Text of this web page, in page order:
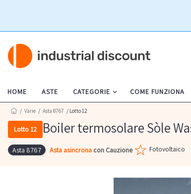
HOME ASTE CATEGORIE COME FUNZIONA
/ Varie / Asta 8767 / Lotto 12
Lotto 12 Boiler termosolare Sòle
Asta 8767 Asta asincrona con Cauzione Fotovoltaico